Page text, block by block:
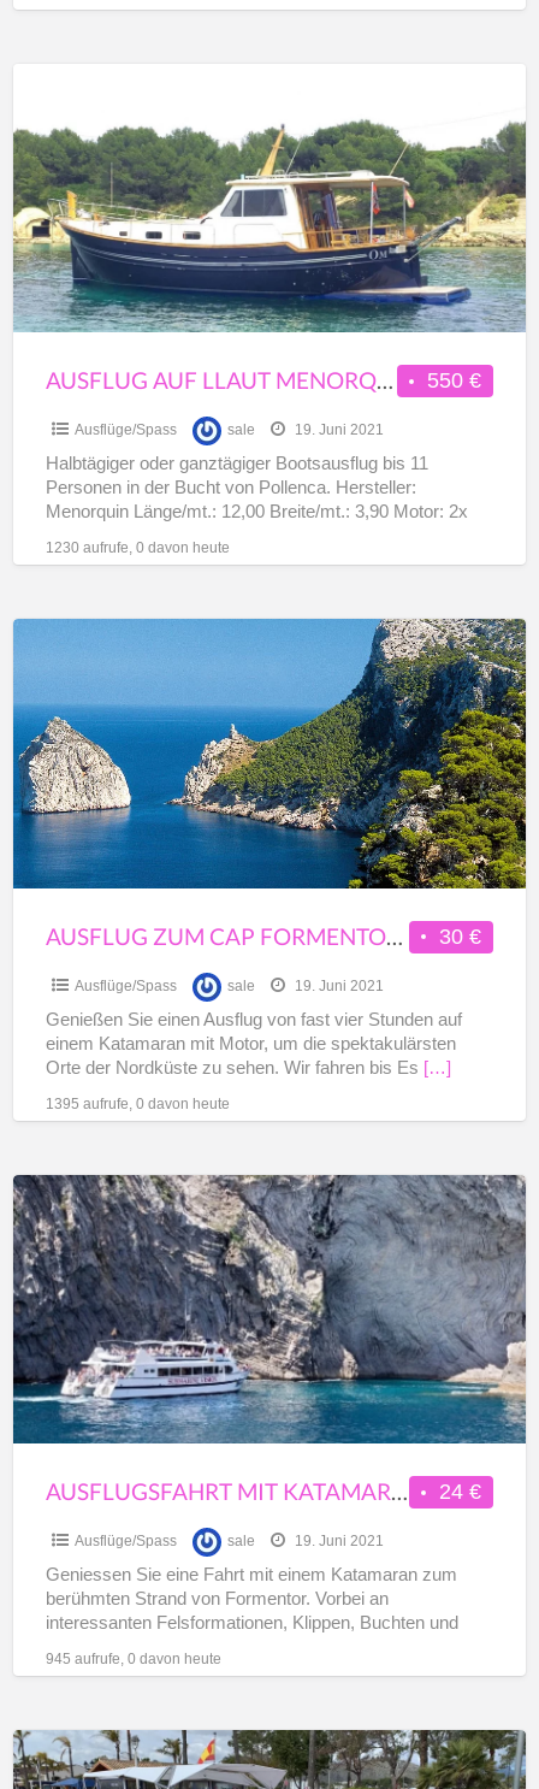
Llaut
Menorquin
12m
11PAX
Bucht
Pollenca
550 €
AUSFLUG AUF LLAUT MENORQUIN 12M 11PAX BUCHT POLLENCA
Ausflüge/Spass sale 19. Juni 2021
Halbtägiger oder ganztägiger Bootsausflug bis 11
Personen in der Bucht von Pollenca. Hersteller:
Menorquin Länge/mt.: 12,00 Breite/mt.: 3,90 Motor: 2x
1230 aufrufe, 0 davon heute
Cap
Formentor
Cala
Figuera
an
der
Nordküste
30 €
AUSFLUG ZUM CAP FORMENTOR CALA FIGUERA AN DER NORDKÜSTE
Ausflüge/Spass sale 19. Juni 2021
Genießen Sie einen Ausflug von fast vier Stunden auf
einem Katamaran mit Motor, um die spektakulärsten
Orte der Nordküste zu sehen. Wir fahren bis Es […]
1395 aufrufe, 0 davon heute
Ausflugsfahrt
mit
Katamaran
zum
Strand
Formentor
ab
Alcudia
24 €
AUSFLUGSFAHRT MIT KATAMARAN ZUM STRAND FORMENTOR AB ALCUDIA
Ausflüge/Spass sale 19. Juni 2021
Geniessen Sie eine Fahrt mit einem Katamaran zum
berühmten Strand von Formentor. Vorbei an
interessanten Felsformationen, Klippen, Buchten und
945 aufrufe, 0 davon heute
Ausflug
auf